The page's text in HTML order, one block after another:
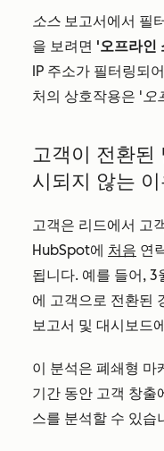
소스 보고서에서 필
을 보려면 '오프라인
IP 주소가 필터링되
처의 상호작용은 '오
고객이 전환된
시되지 않는
고객은 리드에서 고
HubSpot에 처음 연
됩니다. 예를 들어, 3
에 고객으로 전환된
보고서 및 대시보드
이 분석은 폐쇄형 마
기간 동안 고객 창출
스를 분석할 수 있습